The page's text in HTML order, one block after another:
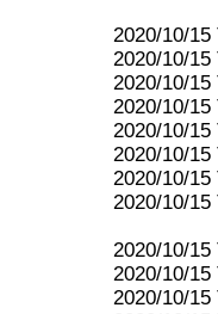
2020/10/15
2020/10/15
2020/10/15
2020/10/15
2020/10/15
2020/10/15
2020/10/15
2020/10/15
2020/10/15
2020/10/15
2020/10/15